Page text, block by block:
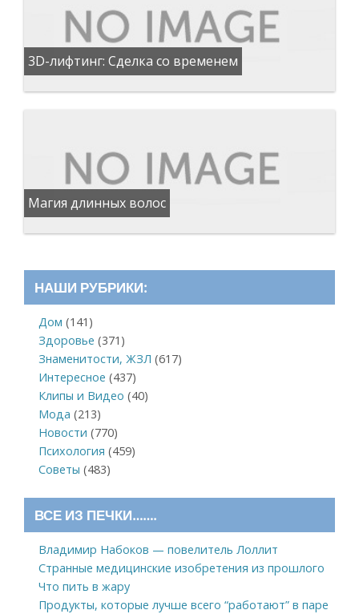
3D-лифтинг: Сделка со временем
Магия длинных волос
НАШИ РУБРИКИ:
Дом (141)
Здоровье (371)
Знаменитости, ЖЗЛ (617)
Интересное (437)
Клипы и Видео (40)
Мода (213)
Новости (770)
Психология (459)
Советы (483)
ВСЕ ИЗ ПЕЧКИ…….
Владимир Набоков — повелитель Лоллит
Странные медицинские изобретения из прошлого
Что пить в жару
Продукты, которые лучше всего “работают” в паре